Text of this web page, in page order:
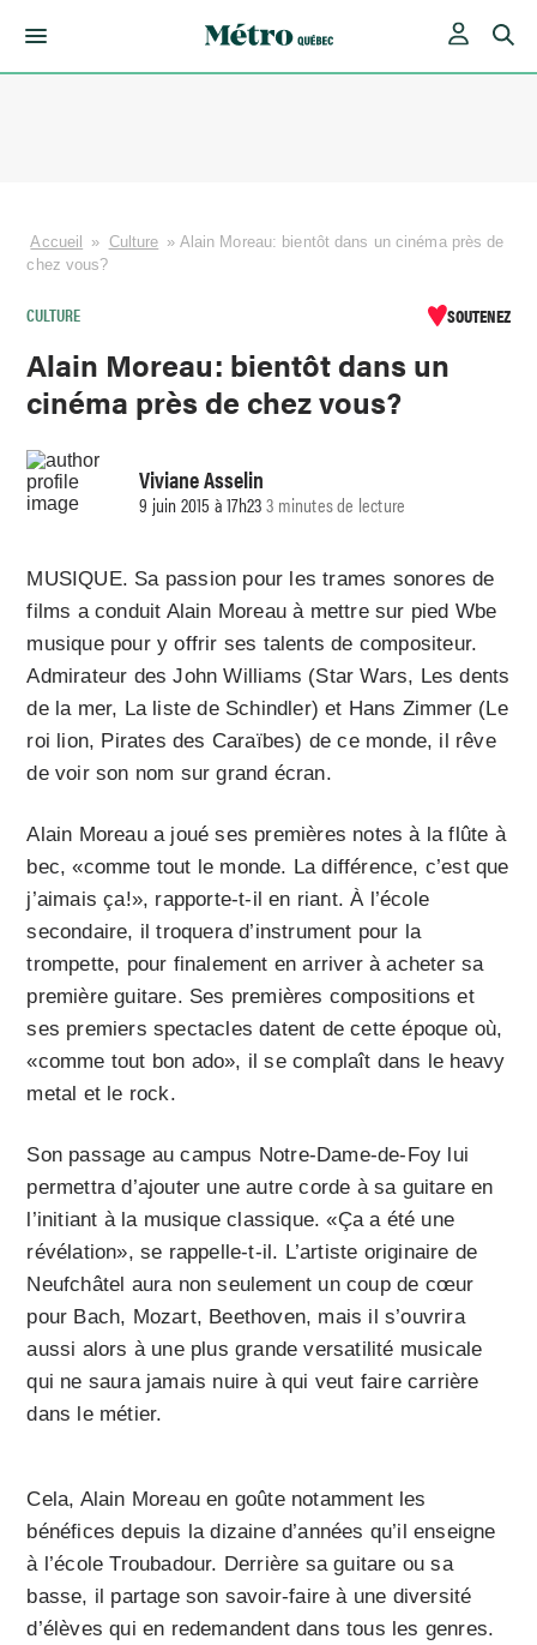
Accueil » Culture » Alain Moreau: bientôt dans un cinéma près de
chez vous?
CULTURE SOUTENEZ
Alain Moreau: bientôt dans un
cinéma près de chez vous?
Viviane Asselin
9 juin 2015 à 17h233 minutes de lecture
MUSIQUE. Sa passion pour les trames sonores de
films a conduit Alain Moreau à mettre sur pied Wbe
musique pour y offrir ses talents de compositeur.
Admirateur des John Williams (Star Wars, Les dents
de la mer, La liste de Schindler) et Hans Zimmer (Le
roi lion, Pirates des Caraïbes) de ce monde, il rêve
de voir son nom sur grand écran.
Alain Moreau a joué ses premières notes à la flûte à
bec, «comme tout le monde. La différence, c’est que
j’aimais ça!», rapporte-t-il en riant. À l’école
secondaire, il troquera d’instrument pour la
trompette, pour finalement en arriver à acheter sa
première guitare. Ses premières compositions et
ses premiers spectacles datent de cette époque où,
«comme tout bon ado», il se complaît dans le heavy
metal et le rock.
Son passage au campus Notre-Dame-de-Foy lui
permettra d’ajouter une autre corde à sa guitare en
l’initiant à la musique classique. «Ça a été une
révélation», se rappelle-t-il. L’artiste originaire de
Neufchâtel aura non seulement un coup de cœur
pour Bach, Mozart, Beethoven, mais il s’ouvrira
aussi alors à une plus grande versatilité musicale
qui ne saura jamais nuire à qui veut faire carrière
dans le métier.
Cela, Alain Moreau en goûte notamment les
bénéfices depuis la dizaine d’années qu’il enseigne
à l’école Troubadour. Derrière sa guitare ou sa
basse, il partage son savoir-faire à une diversité
d’élèves qui en redemandent dans tous les genres.